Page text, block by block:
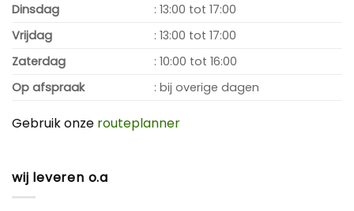
Dinsdag
: 13:00 tot 17:00
Vrijdag
: 13:00 tot 17:00
Zaterdag
: 10:00 tot 16:00
Op afspraak
: bij overige dagen
Gebruik onze routeplanner
wij leveren o.a